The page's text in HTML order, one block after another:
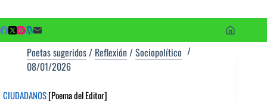
Poetas sugeridos/ Reflexión/Sociopolítico
08/01/2026
CIUDADANOS[Poema del Editor]